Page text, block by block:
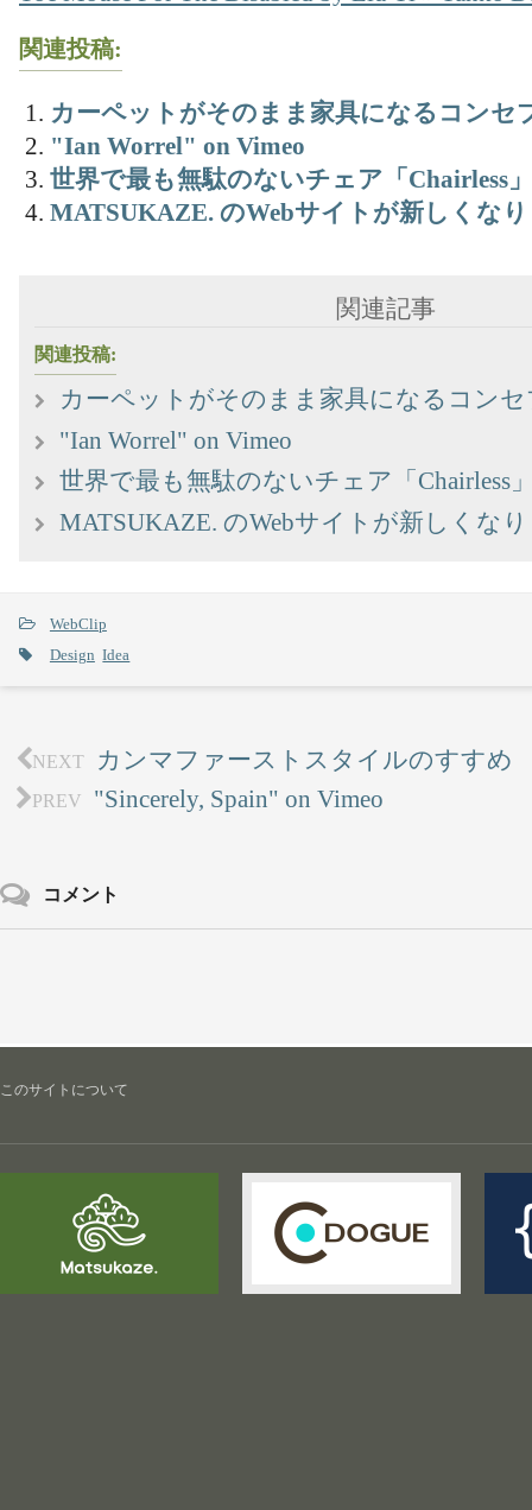
関連投稿:
カーペットがそのまま家具になるコンセ
"Ian Worrel" on Vimeo
世界で最も無駄のないチェア「Chairless」
MATSUKAZE. のWebサイトが新しくな
関連記事
関連投稿:
カーペットがそのまま家具になるコン
"Ian Worrel" on Vimeo
世界で最も無駄のないチェア「Chairless
MATSUKAZE. のWebサイトが新しくな
WebClip
Design Idea
NEXT カンマファーストスタイルのすすめ
PREV "Sincerely, Spain" on Vimeo
コメント
このサイトについて